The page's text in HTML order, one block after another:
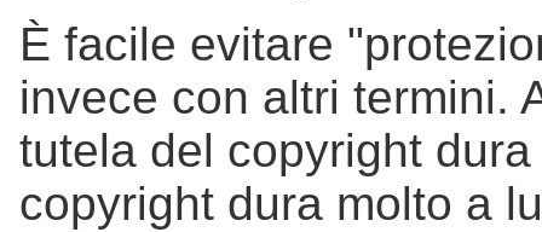
È facile evitare
invece con altri termini.
tutela del copyright
copyright dura molto a